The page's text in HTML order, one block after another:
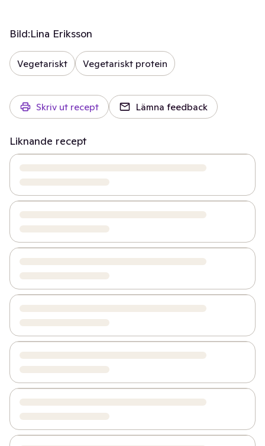
Bild:Lina Eriksson
Vegetariskt Vegetariskt protein
Skriv ut recept Lämna feedback
Liknande recept